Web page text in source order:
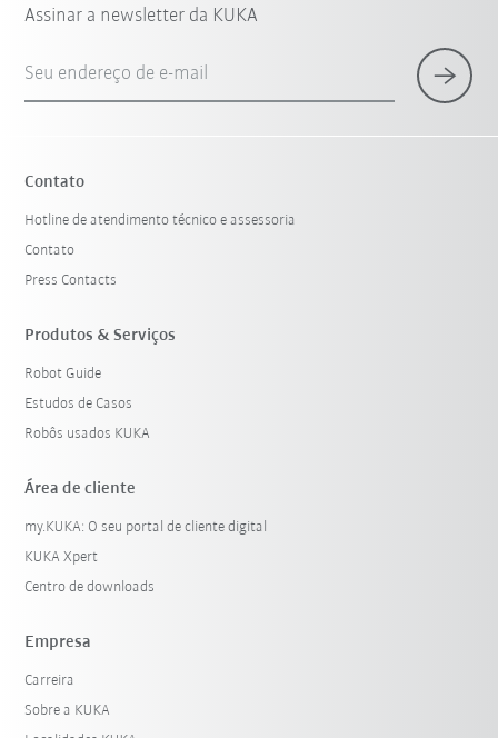
Assinar a newsletter da KUKA
Seu endereço de e-mail
Contato
Hotline de atendimento técnico e assessoria
Contato
Press Contacts
Produtos & Serviços
Robot Guide
Estudos de Casos
Robôs usados KUKA
Área de cliente
my.KUKA: O seu portal de cliente digital
KUKA Xpert
Centro de downloads
Empresa
Carreira
Sobre a KUKA